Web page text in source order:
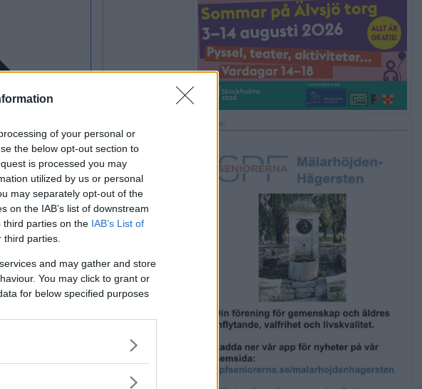
of your personal or
the below opt-out section to
is processed you may
utilized by us or personal
may separately opt-out of the
on the IAB’s list of downstream
third parties on the IAB’s List of
parties.
and may gather and store
You may click to grant or
for below specified purposes
Annons: